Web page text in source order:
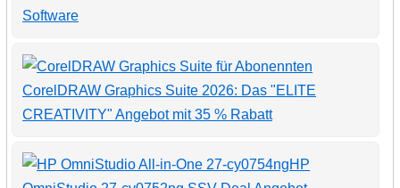
Software
CorelDRAW Graphics Suite 2026: Das "ELITE
CREATIVITY" Angebot mit 35 % Rabatt
HP